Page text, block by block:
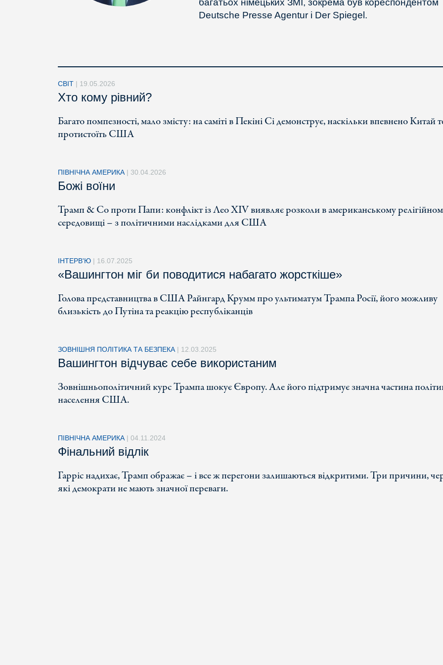
багатьох німецьких ЗМІ, зокрема був кореспондентом
Deutsche Presse Agentur і Der Spiegel.
СВІТ | 19.05.2026
Хто кому рівний?
Багато помпезності, мало змісту: на саміті в Пекіні Сі демонструє, наскільки впевнено Китай
протистоїть США
ПІВНІЧНА АМЕРИКА | 30.04.2026
Божі воїни
Трамп & Co проти Папи: конфлікт із Лео XIV виявляє розколи в американському
середовищі – з політичними наслідками для США
ІНТЕРВ'Ю | 16.07.2025
«Вашингтон міг би поводитися набагато жорсткіше»
Голова представництва в США Райнгард Крумм про ультиматум Трампа Росії, його можливу
близькість до Путіна та реакцію республіканців
ЗОВНІШНЯ ПОЛІТИКА ТА БЕЗПЕКА | 12.03.2025
Вашингтон відчуває себе використаним
Зовнішньополітичний курс Трампа шокує Європу. Але його підтримує значна частина
населення США.
ПІВНІЧНА АМЕРИКА | 04.11.2024
Фінальний відлік
Гарріс надихає, Трамп ображає – і все ж перегони залишаються відкритими. Три причини,
які демократи не мають значної переваги.